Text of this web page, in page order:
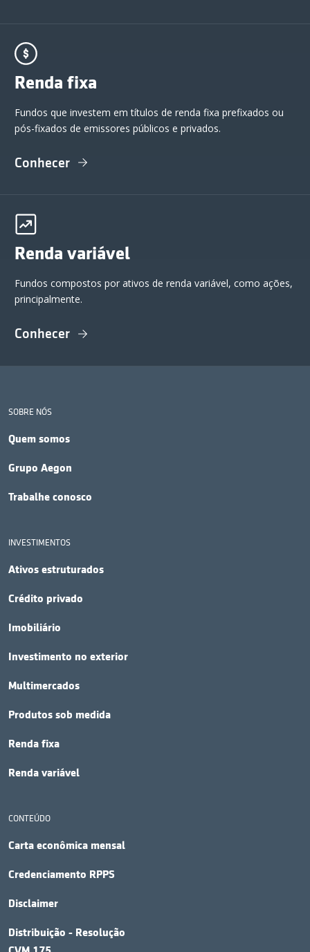
Renda fixa
Fundos que investem em títulos de renda fixa prefixados ou
pós-fixados de emissores públicos e privados.
Conhecer
Renda variável
Fundos compostos por ativos de renda variável, como ações,
principalmente.
Conhecer
SOBRE NÓS
Quem somos
Grupo Aegon
Trabalhe conosco
INVESTIMENTOS
Ativos estruturados
Crédito privado
Imobiliário
Investimento no exterior
Multimercados
Produtos sob medida
Renda fixa
Renda variável
CONTEÚDO
Carta econômica mensal
Credenciamento RPPS
Disclaimer
Distribuição - Resolução